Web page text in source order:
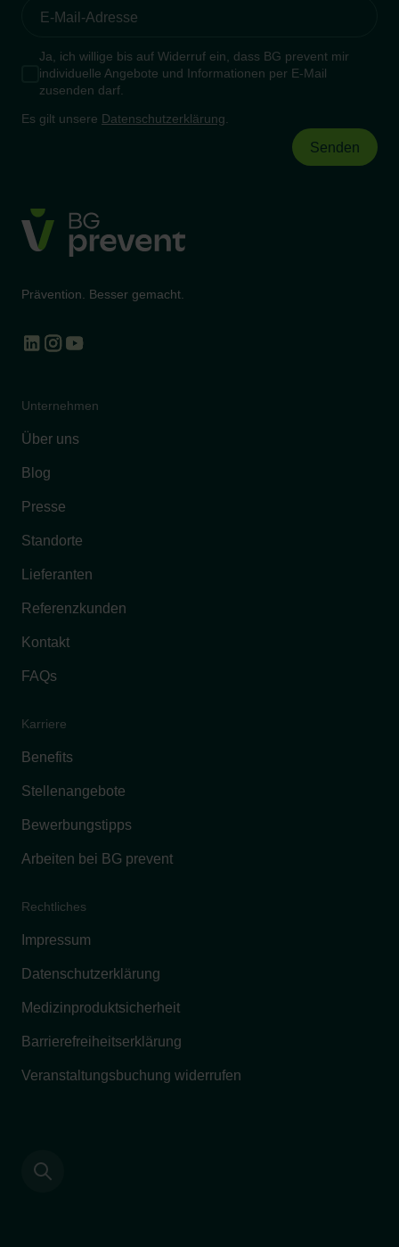
Ja, ich willige bis auf Widerruf ein, dass BG prevent mir
individuelle Angebote und Informationen per E-Mail
zusenden darf.
Es gilt unsere Datenschutzerklärung
Prävention. Besser gemacht.
Unternehmen
Über uns
Blog
Presse
Standorte
Lieferanten
Referenzkunden
Kontakt
FAQs
Karriere
Benefits
Stellenangebote
Bewerbungstipps
Arbeiten bei BG prevent
Rechtliches
Impressum
Datenschutzerklärung
Medizinproduktsicherheit
Barrierefreiheitserklärung
Veranstaltungsbuchung widerrufen